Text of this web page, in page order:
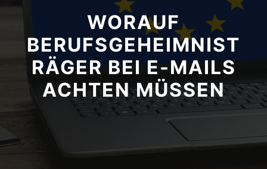
WORAUF
BERUFSGEHEIMNIST
RÄGER BEI E-MAILS
ACHTEN MÜSSEN